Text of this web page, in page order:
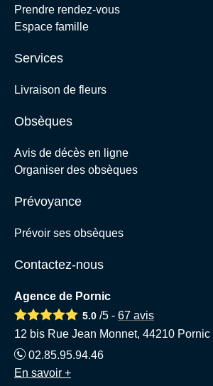
Prendre rendez-vous
Espace famille
Services
Livraison de fleurs
Obsèques
Avis de décès en ligne
Organiser des obsèques
Prévoyance
Prévoir ses obsèques
Contactez-nous
Agence de Pornic
5.0 /5 - 67 avis
12 bis Rue Jean Monnet, 44210 Pornic
02.85.95.94.46
En savoir +